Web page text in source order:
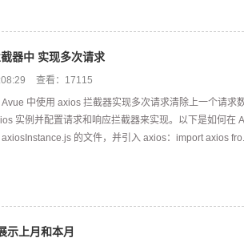
器中 实现多次请求
查看：17115
Avue 中使用 axios 拦截器实现多次请求清除上一个请求
实例并配置请求和响应拦截器来实现。以下是如何在
axiosInstance.js 的文件，并引入 axios：import axios
示上月和本月